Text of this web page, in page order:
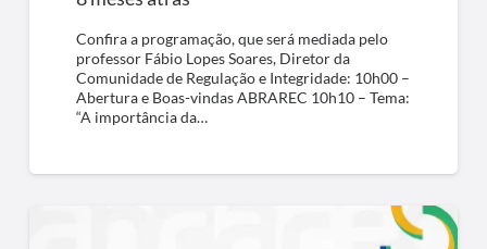
Confira a programação, que será mediada pelo
professor Fábio Lopes Soares, Diretor da
Comunidade de Regulação e Integridade: 10h00 –
Abertura e Boas-vindas ABRAREC 10h10 – Tema:
“A importância da…